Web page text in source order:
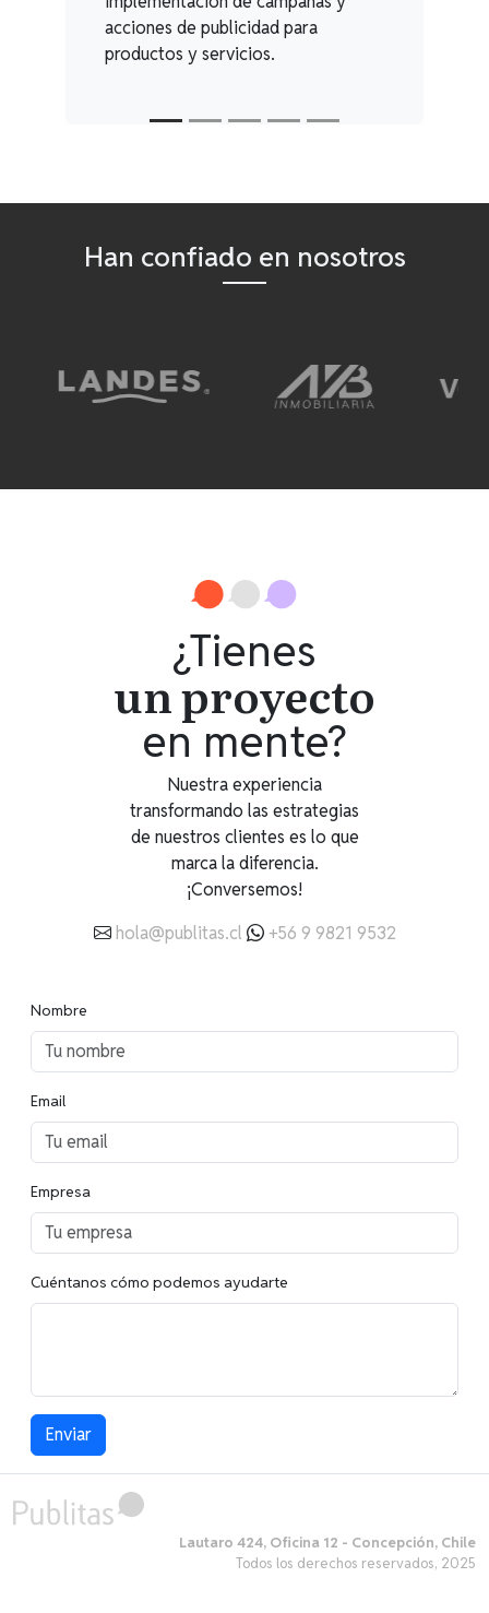
acciones de publicidad para
productos y servicios.
Han confiado en nosotros
¿Tienes
un proyecto
en mente?
Nuestra experiencia
transformando las estrategias
de nuestros clientes es lo que
marca la diferencia.
¡Conversemos!
hola@publitas.cl
+56 9 9821 9532
Nombre
Email
Empresa
Cuéntanos cómo podemos ayudarte
Lautaro 424, Oficina 12 - Concepción, Chile
Todos los derechos reservados, 2025